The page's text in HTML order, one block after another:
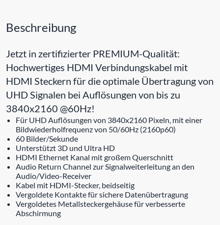
Beschreibung
Jetzt in zertifizierter PREMIUM-Qualität:
Hochwertiges HDMI Verbindungskabel mit
HDMI Steckern für die optimale Übertragung von
UHD Signalen bei Auflösungen von bis zu
3840x2160 @60Hz!
Für UHD Auflösungen von 3840x2160 Pixeln, mit einer
Bildwiederholfrequenz von 50/60Hz (2160p60)
60 Bilder/Sekunde
Unterstützt 3D und Ultra HD
HDMI Ethernet Kanal mit großem Querschnitt
Audio Return Channel zur Signalweiterleitung an den
Audio/Video-Receiver
Kabel mit HDMI-Stecker, beidseitig
Vergoldete Kontakte für sichere Datenübertragung
Vergoldetes Metallsteckergehäuse für verbesserte
Abschirmung